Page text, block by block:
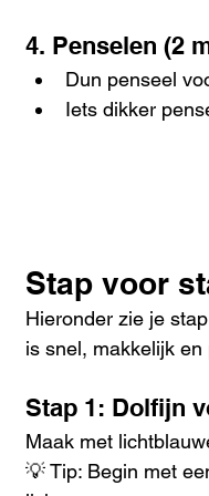
4. Penselen (2
Dun penseel
Iets dikker
Stap voor
Hieronder zie je
is snel, makkelijk
Stap 1: Dolfijn
Maak met
💡 Tip: Begin met